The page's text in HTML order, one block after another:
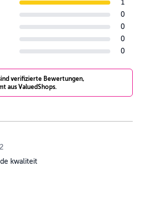
1
0
0
0
0
verifizierte Bewertungen,
aus ValuedShops.
2022
kwaliteit